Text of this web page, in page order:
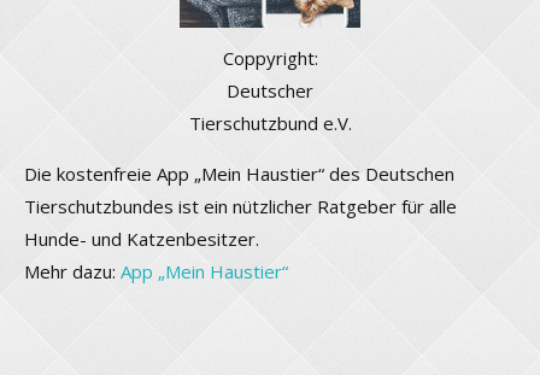
Coppyright:
Deutscher
Tierschutzbund e.V.
Die kostenfreie App „Mein Haustier“ des Deutschen
Tierschutzbundes ist ein nützlicher Ratgeber für alle
Hunde- und Katzenbesitzer.
Mehr dazu: App „Mein Haustier“